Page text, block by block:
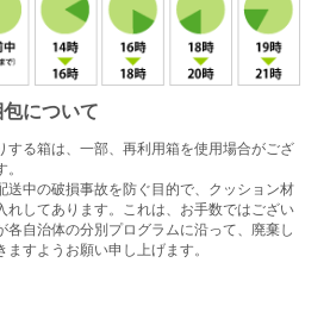
について
する箱は、一部、再利用箱を使用場合がござ
。
送中の破損事故を防ぐ目的で、クッション材
れしてあります。これは、お手数ではござい
各自治体の分別プログラムに沿って、廃棄し
ますようお願い申し上げます。